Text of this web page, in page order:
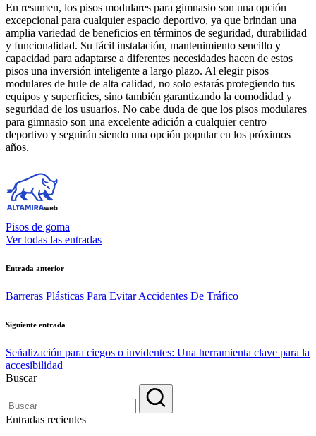
En resumen, los pisos modulares para gimnasio son una opción
excepcional para cualquier espacio deportivo, ya que brindan una
amplia variedad de beneficios en términos de seguridad, durabilidad
y funcionalidad. Su fácil instalación, mantenimiento sencillo y
capacidad para adaptarse a diferentes necesidades hacen de estos
pisos una inversión inteligente a largo plazo. Al elegir pisos
modulares de hule de alta calidad, no solo estarás protegiendo tus
equipos y superficies, sino también garantizando la comodidad y
seguridad de los usuarios. No cabe duda de que los pisos modulares
para gimnasio son una excelente adición a cualquier centro
deportivo y seguirán siendo una opción popular en los próximos
años.
Pisos de goma
Ver todas las entradas
Navegación
de
Entrada anterior
Barreras Plásticas Para Evitar Accidentes De Tráfico
Siguiente entrada
Señalización para ciegos o invidentes: Una herramienta clave para la
accesibilidad
Buscar
Entradas recientes